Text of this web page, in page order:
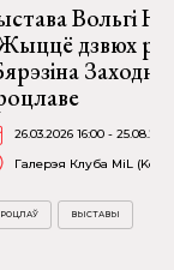
Вольгі
дзвюх
26.03.2026 16:00 -
Галерэя Клуба MiL
ВЫСТАВЫ